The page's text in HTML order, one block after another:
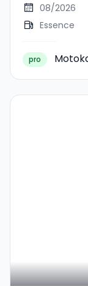
08/2026
Essence
pro